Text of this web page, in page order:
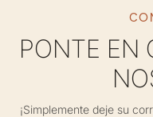
PONTE EN
¡Simplemente deje su